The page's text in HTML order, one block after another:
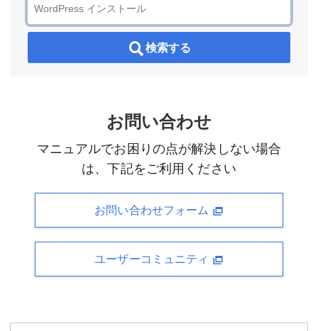
検索する
お問い合わせ
マニュアルでお困りの点が解決しない場合
は、下記をご利用ください
お問い合わせフォーム
ユーザーコミュニティ